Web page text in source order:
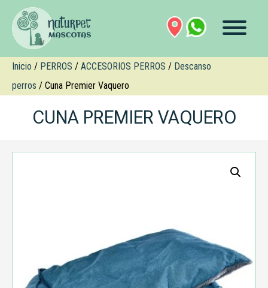
Inicio / PERROS / ACCESORIOS PERROS / Descanso
perros / Cuna Premier Vaquero
CUNA PREMIER VAQUERO